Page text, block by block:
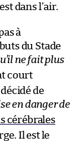
dans l’air.
à
du Stade
ne fait plus
court
de
en danger de
cérébrales
Il est le